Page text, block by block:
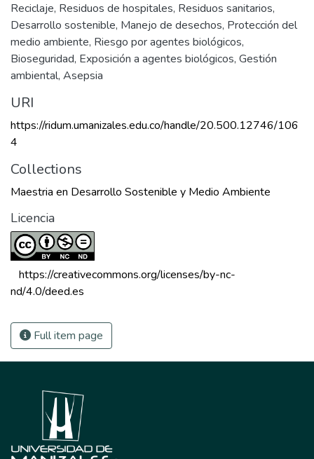
Reciclaje, Residuos de hospitales, Residuos sanitarios,
Desarrollo sostenible, Manejo de desechos, Protección del
medio ambiente, Riesgo por agentes biológicos,
Bioseguridad, Exposición a agentes biológicos, Gestión
ambiental, Asepsia
URI
https://ridum.umanizales.edu.co/handle/20.500.12746/106
4
Collections
Maestria en Desarrollo Sostenible y Medio Ambiente
Licencia
https://creativecommons.org/licenses/by-nc-
nd/4.0/deed.es
Full item page